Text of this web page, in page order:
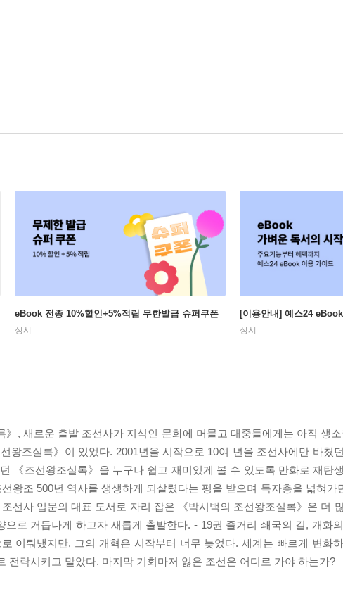
eBook 전종 10%할인+5%적립 무한발급 슈퍼쿠폰
상시
[이용안내] 예스24
상시
, 새로운 출발 조선사가 지식인 문화에 머물고 대중들에게는 아직 생
왕조실록》이 있었다. 2001년을 시작으로 10여 년을 조선사에만 바쳤
《조선왕조실록》을 누구나 쉽고 재미있게 볼 수 있도록 만화로 재탄
왕조 500년 역사를 생생하게 되살렸다는 평을 받으며 독자층을 넓혀가
선사 입문의 대표 도서로 자리 잡은 《박시백의 조선왕조실록》은 더
로 거듭나게 하고자 새롭게 출발한다. - 19권 줄거리 쇄국의 길, 개화
이뤄냈지만, 그의 개혁은 시작부터 너무 늦었다. 세계는 빠르게 변화
전락시키고 말았다. 마지막 기회마저 잃은 조선은 어디로 가야 하는가?